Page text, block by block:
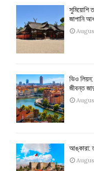
সুমিয়োশি
জাপানি
ভিও
জীবন্ত
আঙ্কারা: